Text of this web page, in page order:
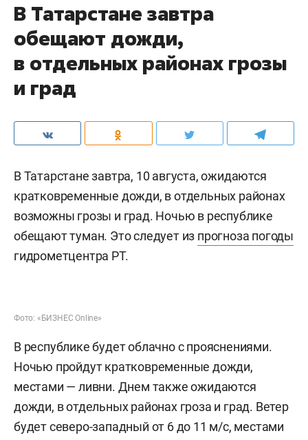
В Татарстане завтра
обещают дожди,
в отдельных районах грозы
и град
В Татарстане завтра, 10 августа, ожидаются
кратковременные дожди, в отдельных районах
возможны грозы и град. Ночью в республике
обещают туман. Это следует из прогноза погоды
гидрометцентра РТ.
Фото: «БИЗНЕС Online»
В республике будет облачно с прояснениями.
Ночью пройдут кратковременные дожди,
местами — ливни. Днем также ожидаются
дожди, в отдельных районах гроза и град. Ветер
будет северо-западный от 6 до 11 м/с, местами